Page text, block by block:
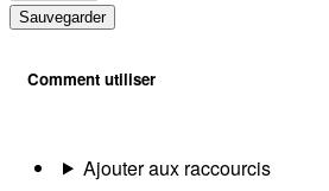
Sauvegarder
Comment utiliser
Ajouter aux raccourcis